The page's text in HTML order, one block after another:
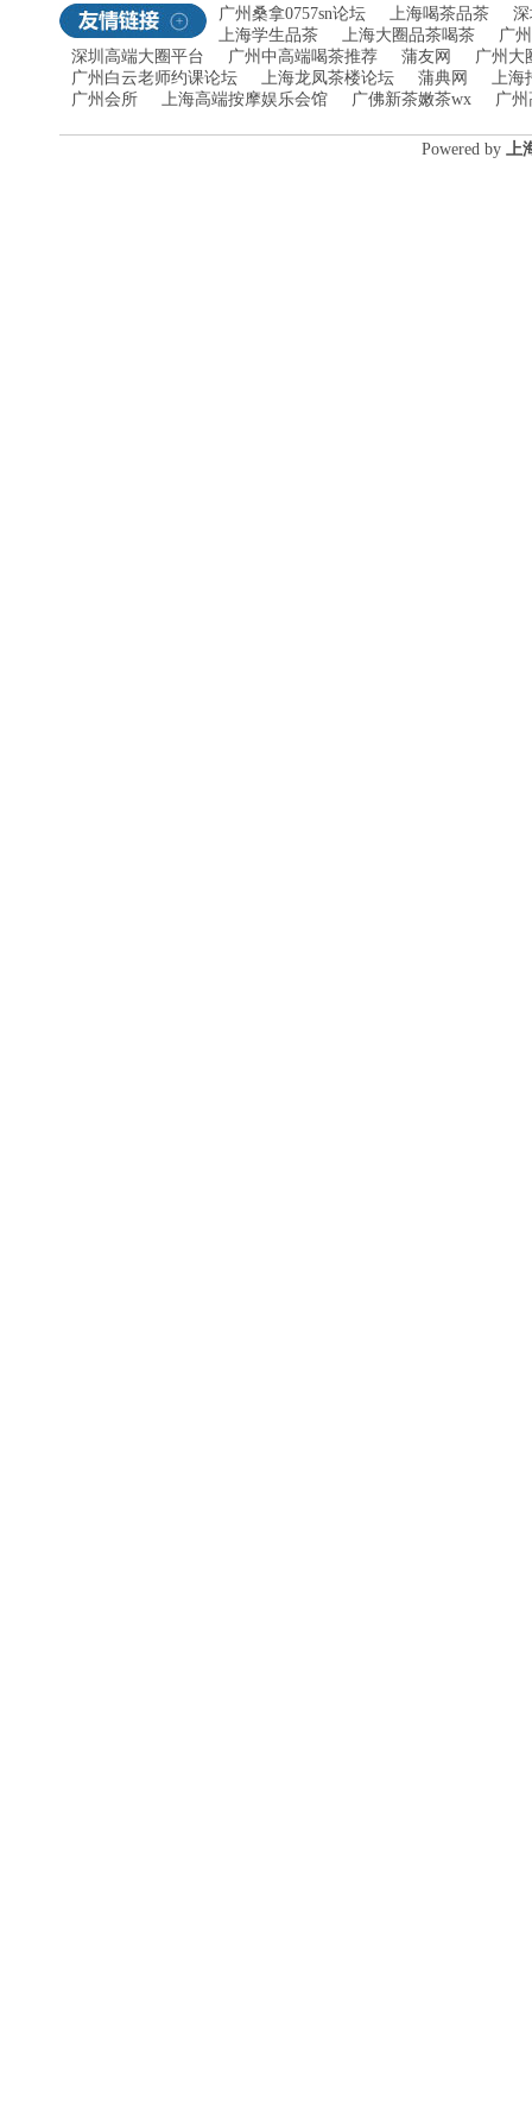
广州桑拿0757sn论坛 上海喝茶品茶
上海学生品茶
上海大圈品茶喝茶
广
深圳高端大圈平台
广州中高端喝茶推荐 蒲友网
广州大
广州白云老师约课论坛
上海龙凤茶楼论坛 蒲典网
上海
广州会所
上海高端按摩娱乐会馆 广佛新茶嫩茶wx 广
Poweredby 上